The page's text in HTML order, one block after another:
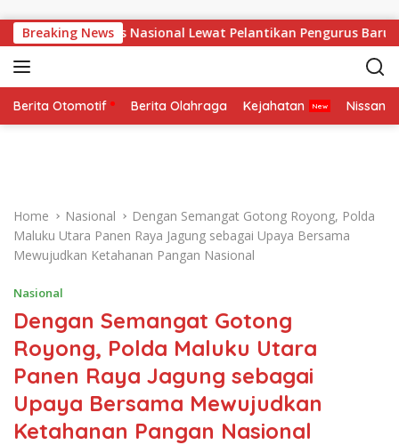
Breaking News
Soliditas Nasional Lewat Pelantikan Pengurus Baru
Berita Otomotif Berita Olahraga Kejahatan Nissan
Home Nasional
Dengan Semangat Gotong Royong, Polda
Maluku Utara Panen Raya Jagung sebagai Upaya Bersama
Mewujudkan Ketahanan Pangan Nasional
Nasional
Dengan Semangat Gotong
Royong, Polda Maluku Utara
Panen Raya Jagung sebagai
Upaya Bersama Mewujudkan
Ketahanan Pangan Nasional